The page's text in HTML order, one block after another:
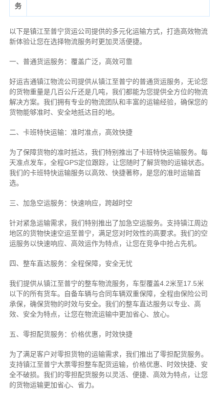
务
以下是镇江至普宁货运公司提供的多元化运输方式，打造高效物流
新体验让您在选择物流服务时更加灵活便捷。
一、普通货运服务：覆盖广泛，高效可靠
好运吉通镇江物流公司提供从镇江至普宁的普通货运服务，无论您
的货物重量是几百公斤还是几吨，我们都能为您提供全方位的物流
解决方案。我们拥有专业的物流团队和丰富的运输经验，确保您的
货物能够准时、安全地抵达目的地。
二、卡班特快运输：准时准点，高效快捷
为了保障货物的准时抵达，我们特别推出了卡班特快运输服务。每
天准点发车，全程GPS定位跟踪，让您随时了解货物的运输状态。
我们的卡班特快运输服务以高效、快捷著称，是您的准时运输首
选。
三、加急空运服务：快速响应，跨越时空
针对紧急运输需求，我们特别推出了加急空运服务。支持镇江周边
地区的货物快速空运至普宁，满足您对时效性的高要求。我们的空
运服务以快速响应、高效运作为特点，让您在竞争中抢占先机。
四、整车直达服务：全程保障，安全无忧
我们提供从镇江至普宁的整车物流服务，车型覆盖4.2米至17.5米
以下的所有货车。自备车辆与合同车辆双重保障，全程由保险公司
承保，确保货物的时效与安全。我们的整车直达服务以专业、高
效、安全为特点，让您在物流运输中更加省心、放心。
五、零担配货服务：价格优惠，时效快捷
为了满足客户对零担货物的运输需求，我们推出了零担配货服务。
支持镇江至普宁大票零担整车配货运输，价格优惠、时效快捷、安
全不破损。我们的零担配货服务以灵活、便捷、高效为特点，让您
的货物运输更加省心、省力。